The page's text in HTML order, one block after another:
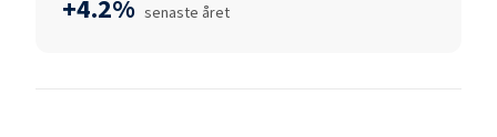
+4.2% senaste året